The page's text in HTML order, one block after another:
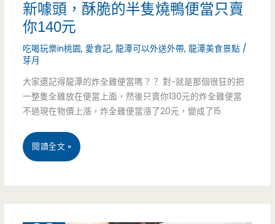
下
超
人
氣
排
新噱頭，酥脆的半隻燒鴨便當只賣
你140元
吃喝玩樂in桃園, 愛食記,龍潭可以外送外帶,龍潭美食景點 /
芽月
大家還記得龍潭的炸全雞便當嗎？？ 對~就是那個很狂的把
一整隻全雞放在便當上面，然後只賣你130元的炸全雞便當
不過現在物價上漲，炸全雞便當漲了20元，變成了15
桃
閱讀全文 »